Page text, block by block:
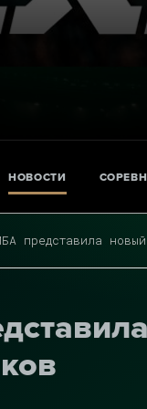
НОВОСТИ
представила